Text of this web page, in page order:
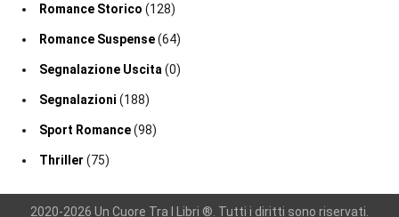
Romance Storico (128)
Romance Suspense(64)
Segnalazione Uscita(0)
Segnalazioni (188)
Sport Romance(98)
Thriller (75)
2020-2026 Un Cuore Tra I Libri ®. Tutti i diritti sono riservati.